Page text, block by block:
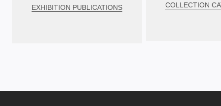
EXHIBITION PUBLICATIONS COLLECTION